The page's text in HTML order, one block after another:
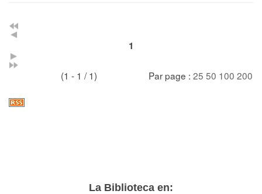
1
(1 - 1 / 1) Par page : 25 50 100 200
La Biblioteca en: